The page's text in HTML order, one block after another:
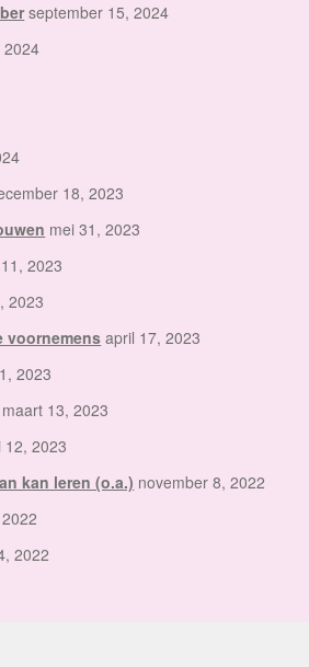
september 15, 2024
2024
18, 2023
mei 31, 2023
2023
2023
voornemens april 17, 2023
2023
maart 13, 2023
12, 2023
kan leren (o.a.) november 8, 2022
2022